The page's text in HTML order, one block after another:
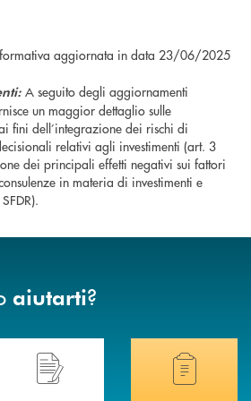
aggiornata in data 23/06/2025
A seguito degli aggiornamenti
un maggior dettaglio sulle
fini dell’integrazione dei rischi di
relativi agli investimenti (art. 3
dei principali effetti negativi sui fattori
in materia di investimenti e
aiutarti?
delle filiali di Banca di Caraglio.
Hai bisogno di assistenza immediata?
Hai bisogno di